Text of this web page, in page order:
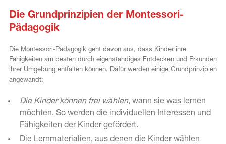
Die Grundprinzipien der Montessori-
Pädagogik
Die Montessori-Pädagogik geht davon aus, dass Kinder ihre
Fähigkeiten am besten durch eigenständiges Entdecken und Erkunden
ihrer Umgebung entfalten können. Dafür werden einige Grundprinzipien
angewandt:
Die Kinder können frei wählen, wann sie was lernen
möchten. So werden die individuellen Interessen und
Fähigkeiten der Kinder gefördert.
Die Lernmaterialien, aus denen die Kinder wählen